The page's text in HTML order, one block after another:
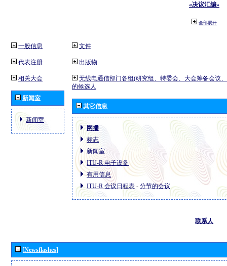
«决议汇编»
全部展开
一般信息
代表注册
相关大会
新闻室
新闻室
文件
出版物
无线电通信部门各组(研究组、特委会、大会筹备会议
的候选人
其它信息
网播
标志
新闻室
ITU-R 电子设备
有用信息
ITU-R 会议日程表 - 分节的会议
联系人
[Newsflashes]